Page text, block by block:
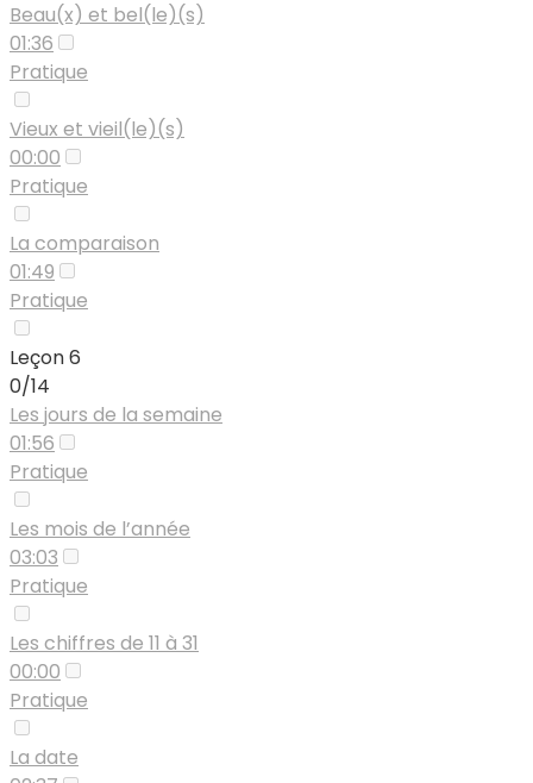
Beau(x) et bel(le)(s)
01:36
Pratique
Vieux et vieil(le)(s)
00:00
Pratique
La comparaison
01:49
Pratique
Leçon 6
0/14
Les jours de la semaine
01:56
Pratique
Les mois de l’année
03:03
Pratique
Les chiffres de 11 à 31
00:00
Pratique
La date